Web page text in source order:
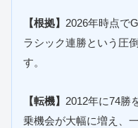
【根拠】 2026年時点で
ラシック連勝という圧
す。
【転機】 2012年に74勝
乗機会が大幅に増え、